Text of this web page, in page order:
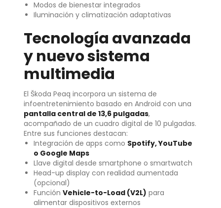
Modos de bienestar integrados
Iluminación y climatización adaptativas
Tecnología avanzada
y nuevo sistema
multimedia
El Škoda Peaq incorpora un sistema de
infoentretenimiento basado en Android con una
pantalla central de 13,6 pulgadas,
acompañado de un cuadro digital de 10 pulgadas.
Entre sus funciones destacan:
Integración de apps como Spotify, YouTube
o Google Maps
Llave digital desde smartphone o smartwatch
Head-up display con realidad aumentada
(opcional)
Función Vehicle-to-Load (V2L) para
alimentar dispositivos externos